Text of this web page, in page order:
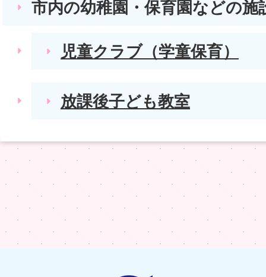
市内の幼稚園・保育園などの施
児童クラブ（学童保育）
放課後子ども教室